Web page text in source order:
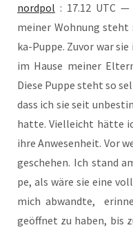
nord­pol : 17.12 UTC
mei­ner Woh­nung
ka-Pup­pe. Zuvor war
im Hau­se mei­ner
Die­se Pup­pe steht so
dass ich sie seit
hat­te. Viel­leicht hät­te
ihre Anwe­sen­heit. Vor
gesche­hen. Ich stand
pe, als wäre sie eine
mich abwand­te,
geöff­net zu haben, bis